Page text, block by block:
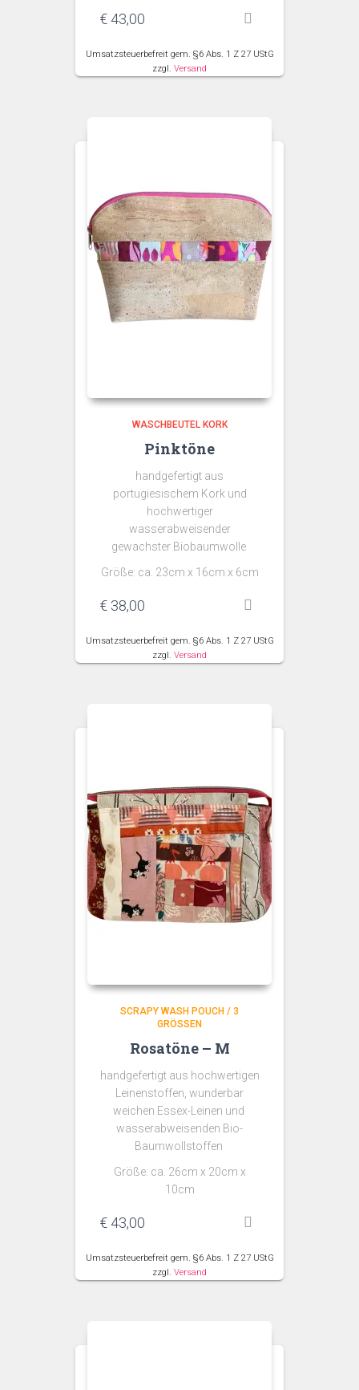
€ 43,00
Umsatzsteuerbefreit gem. §6 Abs. 1 Z 27 UStG
zzgl. Versand
WASCHBEUTEL KORK
Pinktöne
handgefertigt aus
portugiesischem Kork und
hochwertiger
wasserabweisender
gewachster Biobaumwolle
Größe: ca. 23cm x 16cm x 6cm
€ 38,00
Umsatzsteuerbefreit gem. §6 Abs. 1 Z 27 UStG
zzgl. Versand
SCRAPY WASH POUCH / 3
GRÖSSEN
Rosatöne – M
handgefertigt aus hochwertigen
Leinenstoffen, wunderbar
weichen Essex-Leinen und
wasserabweisenden Bio-
Baumwollstoffen
Größe: ca. 26cm x 20cm x
10cm
€ 43,00
Umsatzsteuerbefreit gem. §6 Abs. 1 Z 27 UStG
zzgl. Versand